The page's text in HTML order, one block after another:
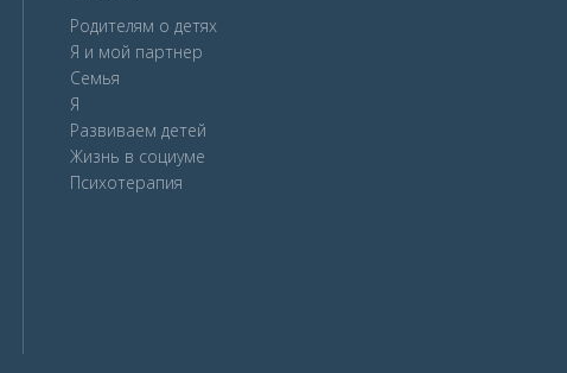
Родителям о детях
Я и мой партнер
Семья
Я
Развиваем детей
Жизнь в социуме
Психотерапия